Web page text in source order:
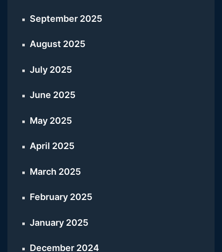
September 2025
August 2025
July 2025
June 2025
May 2025
April 2025
March 2025
February 2025
January 2025
December 2024